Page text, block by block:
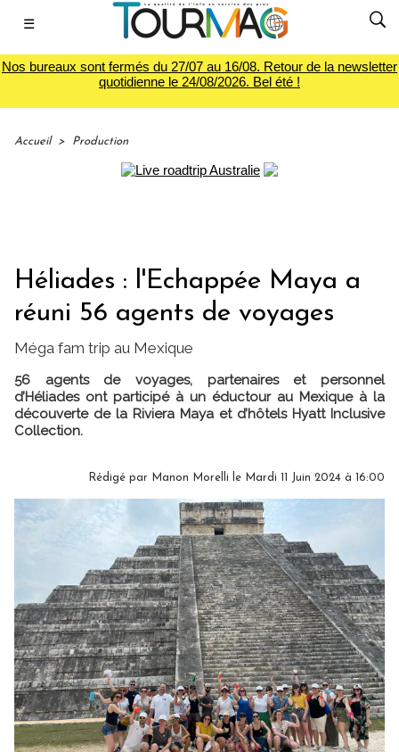
☰
Nos bureaux sont fermés du 27/07 au 16/08. Retour de la newsletter
quotidienne le 24/08/2026. Bel été !
Accueil > Production
Héliades : l'Echappée Maya a
réuni 56 agents de voyages
Méga fam trip au Mexique
56 agents de voyages, partenaires et personnel
d’Héliades ont participé à un éductour au Mexique à la
découverte de la Riviera Maya et d’hôtels Hyatt Inclusive
Collection.
Rédigé par Manon Morelli le Mardi 11 Juin 2024 à 16:00